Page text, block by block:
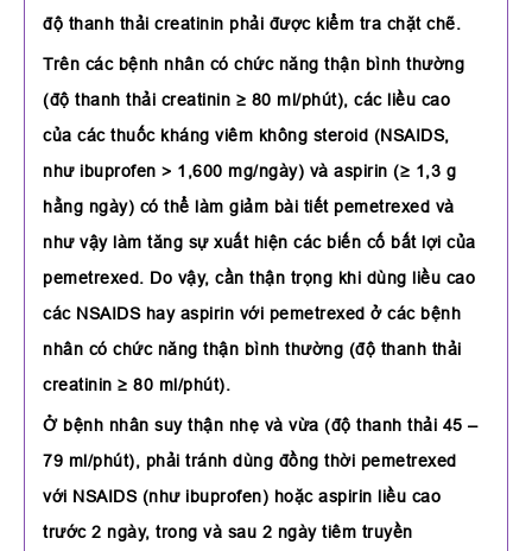
độ thanh thải creatinin phải được kiểm tra chặt chẽ.
Trên các bệnh nhân có chức năng thận bình thường
(độ thanh thải creatinin ≥ 80 ml/phút), các liều cao
của các thuốc kháng viêm không steroid (NSAIDS,
như ibuprofen > 1,600 mg/ngày) và aspirin (≥ 1,3 g
hằng ngày) có thể làm giảm bài tiết pemetrexed và
như vậy làm tăng sự xuất hiện các biến cố bất lợi của
pemetrexed. Do vậy, cần thận trọng khi dùng liều cao
các NSAIDS hay aspirin với pemetrexed ở các bệnh
nhân có chức năng thận bình thường (độ thanh thải
creatinin ≥ 80 ml/phút).
Ở bệnh nhân suy thận nhẹ và vừa (độ thanh thải 45 –
79 ml/phút), phải tránh dùng đồng thời pemetrexed
với NSAIDS (như ibuprofen) hoặc aspirin liều cao
trước 2 ngày, trong và sau 2 ngày tiêm truyền